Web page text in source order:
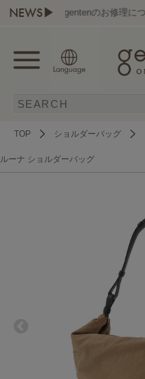
NEWS▶gentenのお修理について
TOP ショルダーバッグ
ルーナ ショルダーバッグ